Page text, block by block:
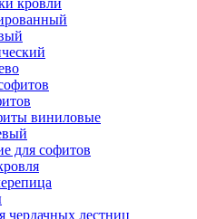
кровли
виниловые
для софитов
чердачных лестниц